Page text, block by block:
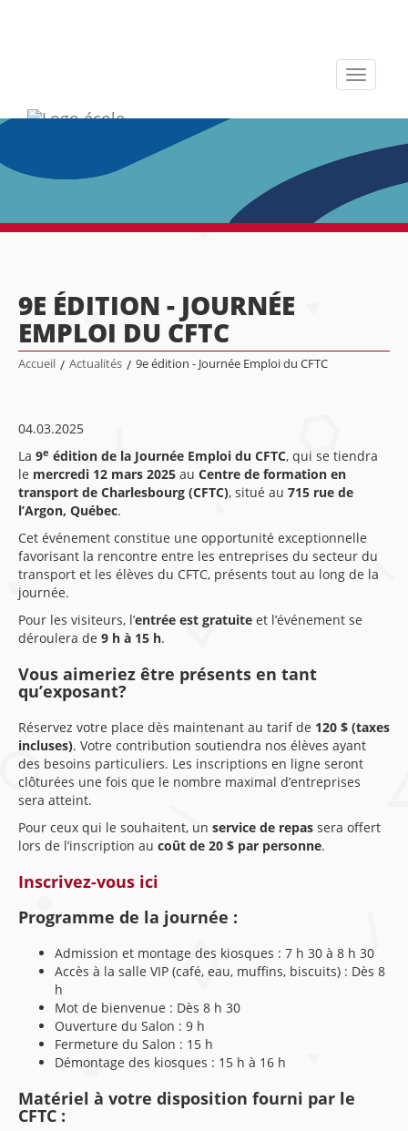
Toggle
9E ÉDITION - JOURNÉE
EMPLOI DU CFTC
Accueil / Actualités / 9e édition - Journée Emploi du CFTC
04.03.2025
La 9e édition de la Journée Emploi du CFTC, qui se tiendra
le mercredi 12 mars 2025 au Centre de formation en
transport de Charlesbourg (CFTC), situé au 715 rue de
l’Argon, Québec.
Cet événement constitue une opportunité exceptionnelle
favorisant la rencontre entre les entreprises du secteur du
transport et les élèves du CFTC, présents tout au long de la
journée.
Pour les visiteurs, l’entrée est gratuite et l’événement se
déroulera de 9 h à 15 h.
Vous aimeriez être présents en tant
qu’exposant?
Réservez votre place dès maintenant au tarif de 120 $ (taxes
incluses). Votre contribution soutiendra nos élèves ayant
des besoins particuliers. Les inscriptions en ligne seront
clôturées une fois que le nombre maximal d’entreprises
sera atteint.
Pour ceux qui le souhaitent, un service de repas sera offert
lors de l’inscription au coût de 20 $ par personne.
Inscrivez-vous ici
Programme de la journée :
Admission et montage des kiosques : 7 h 30 à 8 h 30
Accès à la salle VIP (café, eau, muffins, biscuits) : Dès 8
h
Mot de bienvenue : Dès 8 h 30
Ouverture du Salon : 9 h
Fermeture du Salon : 15 h
Démontage des kiosques : 15 h à 16 h
Matériel à votre disposition fourni par le
CFTC :